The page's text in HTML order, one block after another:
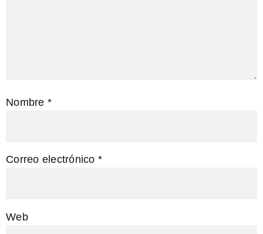
Nombre *
Correo electrónico *
Web